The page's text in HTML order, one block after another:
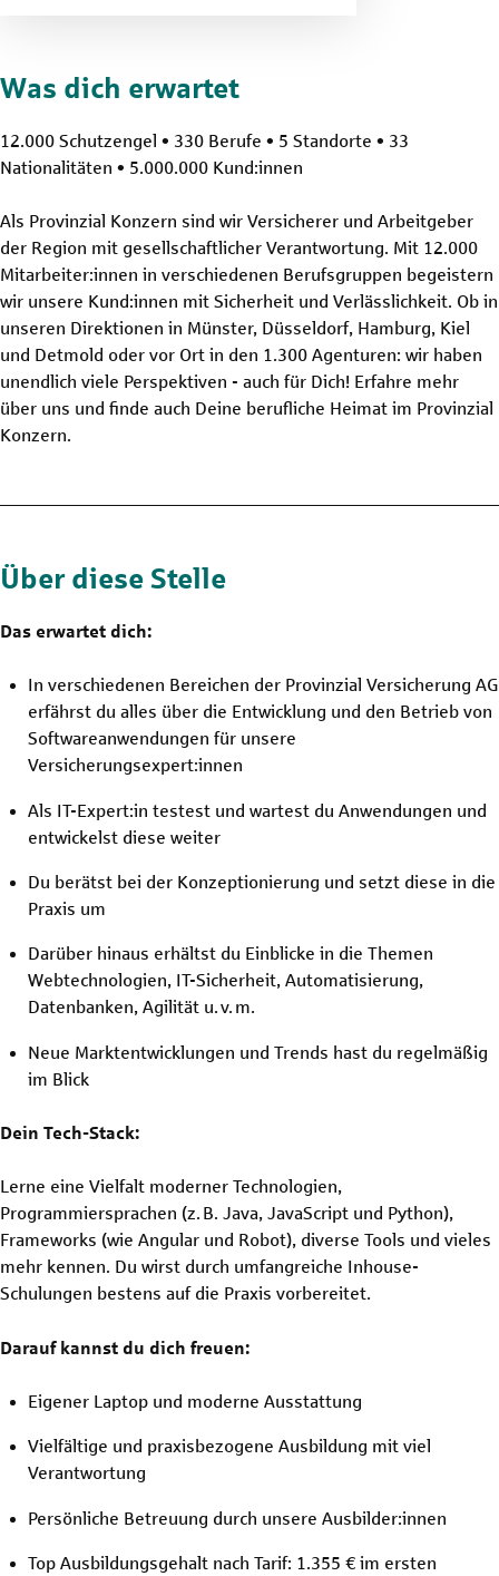
Was dich erwartet
12.000 Schutzengel • 330 Berufe • 5 Standorte • 33
Nationalitäten • 5.000.000 Kund:innen
Als Provinzial Konzern sind wir Versicherer und Arbeitgeber
der Region mit gesellschaftlicher Verantwortung. Mit 12.000
Mitarbeiter:innen in verschiedenen Berufsgruppen begeistern
wir unsere Kund:innen mit Sicherheit und Verlässlichkeit. Ob in
unseren Direktionen in Münster, Düsseldorf, Hamburg, Kiel
und Detmold oder vor Ort in den 1.300 Agenturen: wir haben
unendlich viele Perspektiven - auch für Dich! Erfahre mehr
über uns und finde auch Deine berufliche Heimat im Provinzial
Konzern.
Über diese Stelle
Das erwartet dich:
In verschiedenen Bereichen der Provinzial Versicherung AG
erfährst du alles über die Entwicklung und den Betrieb von
Softwareanwendungen für unsere
Versicherungsexpert:innen
Als IT-Expert:in testest und wartest du Anwendungen und
entwickelst diese weiter
Du berätst bei der Konzeptionierung und setzt diese in die
Praxis um
Darüber hinaus erhältst du Einblicke in die Themen
Webtechnologien, IT-Sicherheit, Automatisierung,
Datenbanken, Agilität u. v. m.
Neue Marktentwicklungen und Trends hast du regelmäßig
im Blick
Dein Tech-Stack:
Lerne eine Vielfalt moderner Technologien,
Programmiersprachen (z. B. Java, JavaScript und Python),
Frameworks (wie Angular und Robot), diverse Tools und vieles
mehr kennen. Du wirst durch umfangreiche Inhouse-
Schulungen bestens auf die Praxis vorbereitet.
Darauf kannst du dich freuen:
Eigener Laptop und moderne Ausstattung
Vielfältige und praxisbezogene Ausbildung mit viel
Verantwortung
Persönliche Betreuung durch unsere Ausbilder:innen
Top Ausbildungsgehalt nach Tarif: 1.355 € im ersten